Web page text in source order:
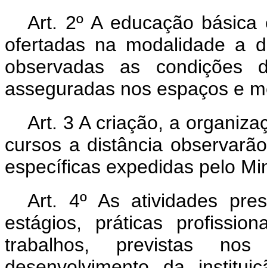
Art. 2º A educação
ofertadas na modalidade a
observadas as condições
asseguradas nos espaços e
Art. 3 A criação, a
cursos a distância
específicas expedidas pelo
Art. 4º As atividades
estágios, práticas
trabalhos, previstas